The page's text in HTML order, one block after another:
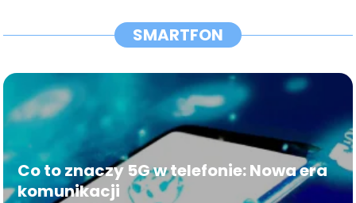
SMARTFON
Co to znaczy 5G w telefonie: Nowa era
komunikacji